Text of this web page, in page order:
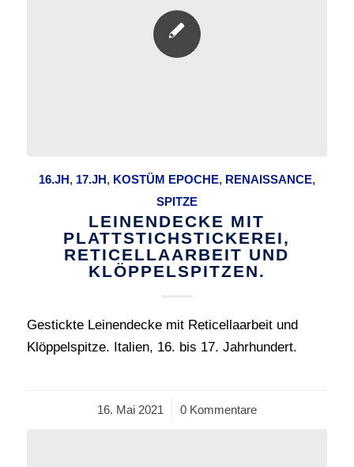
16.JH, 17.JH, KOSTÜM EPOCHE, RENAISSANCE,
SPITZE
LEINENDECKE MIT
PLATTSTICHSTICKEREI,
RETICELLAARBEIT UND
KLÖPPELSPITZEN.
Gestickte Leinendecke mit Reticellaarbeit und
Klöppelspitze. Italien, 16. bis 17. Jahrhundert.
16. Mai 2021
/ 0 Kommentare